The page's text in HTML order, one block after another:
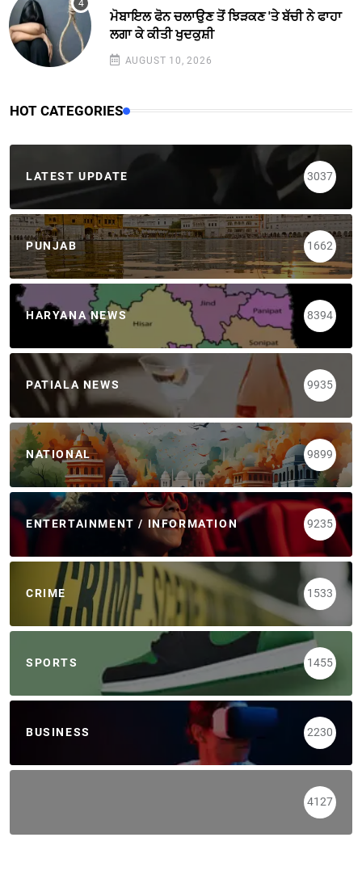
ਮੋਬਾਇਲ ਫੋਨ ਚਲਾਉਣ ਤੋਂ ਝਿੜਕਣ 'ਤੇ ਬੱਚੀ ਨੇ ਫਾਹਾ
ਲਗਾ ਕੇ ਕੀਤੀ ਖੁਦਕੁਸ਼ੀ
AUGUST 10, 2026
HOT CATEGORIES
LATEST UPDATE 3037
PUNJAB 1662
HARYANA NEWS 8394
PATIALA NEWS 9935
NATIONAL 9899
ENTERTAINMENT / INFORMATION 9235
CRIME 1533
SPORTS 1455
BUSINESS 2230
4127